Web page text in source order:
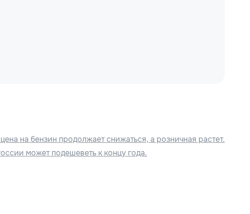
на бензин продолжает снижаться, а розничная растет.
может подешеветь к концу года.